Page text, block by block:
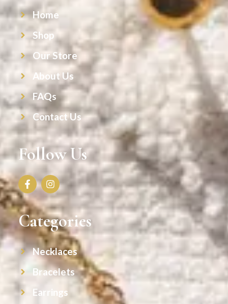
Home
Shop
Our Store
About Us
FAQs
Contact Us
Follow Us
Categories
Necklaces
Bracelets
Earrings